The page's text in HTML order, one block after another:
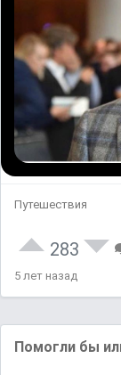
Путешествия
283
5 лет назад
Помогли бы